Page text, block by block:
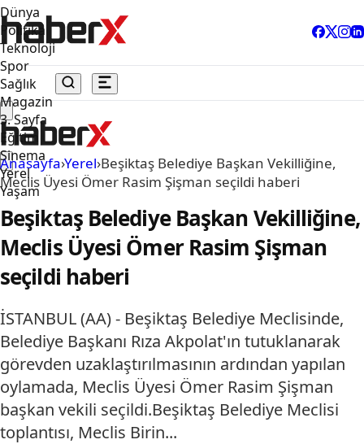
Dünya
Politika
Teknoloji
Spor
Sağlık
Magazin
3. Sayfa
Eğitim
Sinema
Yerel
Yaşam
Anasayfa›Yerel›Beşiktaş Belediye Başkan Vekilliğine,
Meclis Üyesi Ömer Rasim Şişman seçildi haberi
Beşiktaş Belediye Başkan Vekilliğine,
Meclis Üyesi Ömer Rasim Şişman
seçildi haberi
İSTANBUL (AA) - Beşiktaş Belediye Meclisinde,
Belediye Başkanı Rıza Akpolat'ın tutuklanarak
görevden uzaklaştırılmasının ardından yapılan
oylamada, Meclis Üyesi Ömer Rasim Şişman
başkan vekili seçildi.Beşiktaş Belediye Meclisi
toplantısı, Meclis Birin...